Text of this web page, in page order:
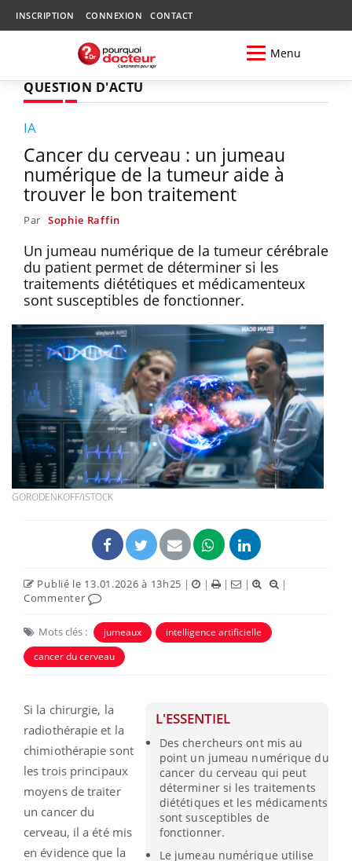
INSCRIPTION CONNEXION CONTACT
Menu
QUESTION D'ACTU
IA
Cancer du cerveau : un jumeau
numérique de la tumeur aide à
trouver le bon traitement
Par Sophie Raffin
Un jumeau numérique de la tumeur cérébrale
du patient permet de déterminer si les
traitements diététiques et médicamenteux
sont susceptibles de fonctionner.
GORODENKOFF/ISTOCK
Publié le 13.01.2026 à 13h25 | | | |
|
Commenter
Mots clés : jumeaux
intelligence artificielle
cancer du cerveau
L'ESSENTIEL
Des chercheurs ont mis au
point un jumeau numérique du
cancer du cerveau qui peut
déterminer si les traitements
diététiques et les médicaments
sont susceptibles de
fonctionner.
Le jumeau numérique utilise
Si la chirurgie, la
radiothérapie et la
chimiothérapie sont
les trois principaux
moyens de traiter
un cancer du
cerveau, il a été mis
en évidence que la